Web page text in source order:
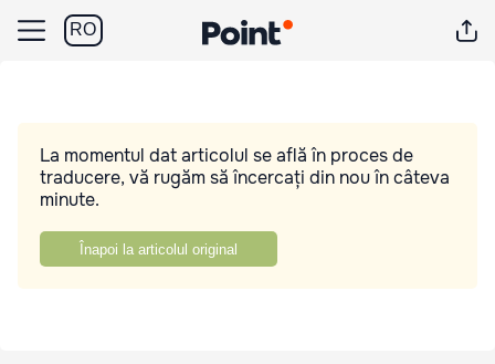
RO
La momentul dat articolul se află în proces de
traducere, vă rugăm să încercați din nou în câteva
minute.
Înapoi la articolul original